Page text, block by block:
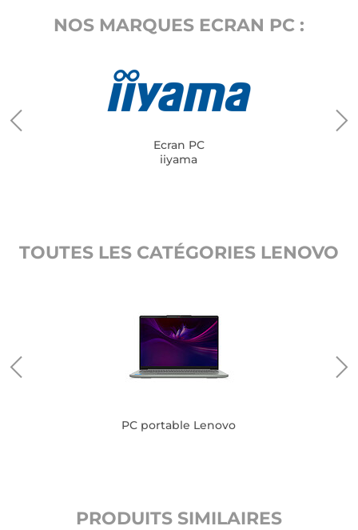
NOS MARQUES ECRAN PC :
Ecran PC
iiyama
TOUTES LES CATÉGORIES LENOVO
PC portable Lenovo
PRODUITS SIMILAIRES